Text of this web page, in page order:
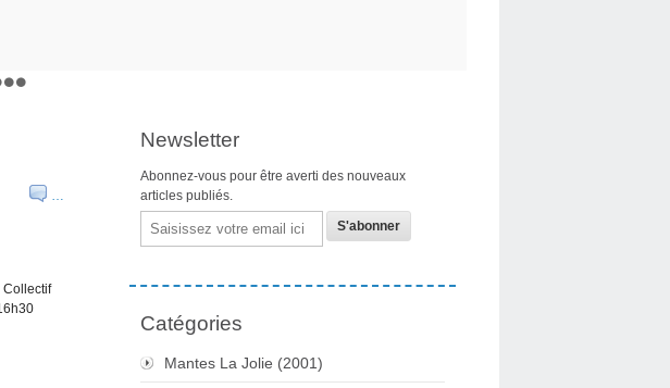
…
Collectif
Newsletter
Abonnez-vous pour être averti des nouveaux
articles publiés.
Email
Catégories
Mantes La Jolie (2001)